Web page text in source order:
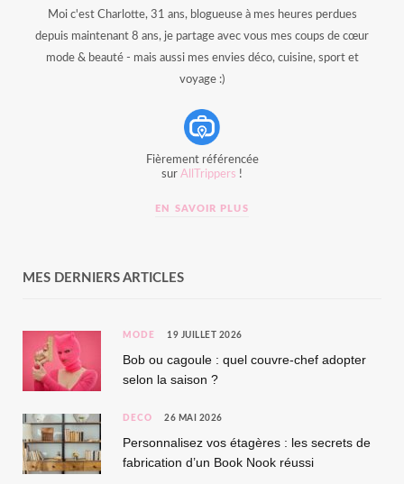
Moi c'est Charlotte, 31 ans, blogueuse à mes heures perdues
depuis maintenant 8 ans, je partage avec vous mes coups de cœur
mode & beauté - mais aussi mes envies déco, cuisine, sport et
voyage :)
Fièrement référencée
sur AllTrippers !
EN SAVOIR PLUS
MES DERNIERS ARTICLES
MODE 19 JUILLET 2026
Bob ou cagoule : quel couvre-chef adopter
selon la saison ?
DÉCO 26 MAI 2026
Personnalisez vos étagères : les secrets de
fabrication d’un Book Nook réussi